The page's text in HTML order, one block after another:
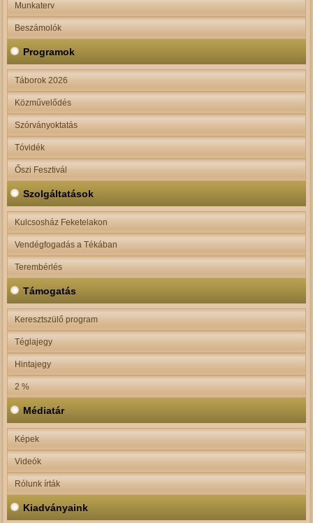
Munkaterv
Beszámolók
Programok
Táborok 2026
Közművelődés
Szórványoktatás
Tóvidék
Őszi Fesztivál
Szolgáltatások
Kulcsosház Feketelakon
Vendégfogadás a Tékában
Terembérlés
Támogatás
Keresztszülő program
Téglajegy
Hintajegy
2 %
Médiatár
Képek
Videók
Rólunk írták
Kiadványaink